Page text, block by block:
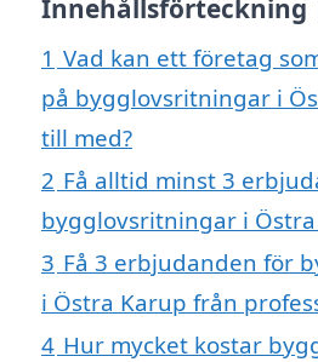
Innehållsförteckning
1 Vad kan ett företag
på bygglovsritningar i
till med?
2 Få alltid minst 3
bygglovsritningar i
3 Få 3 erbjudanden för
i Östra Karup från
4 Hur mycket kostar